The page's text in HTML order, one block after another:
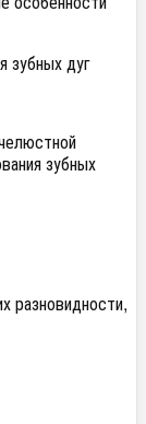
зубных дуг
зубных
разновидности,